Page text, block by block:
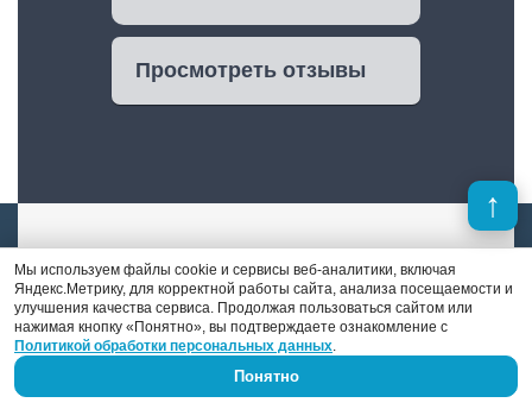
Просмотреть отзывы
Денис Поршнев
Мы используем файлы cookie и сервисы веб-аналитики, включая
Яндекс.Метрику, для корректной работы сайта, анализа посещаемости и
улучшения качества сервиса. Продолжая пользоваться сайтом или
нажимая кнопку «Понятно», вы подтверждаете ознакомление с
Политикой обработки персональных данных.
Понятно